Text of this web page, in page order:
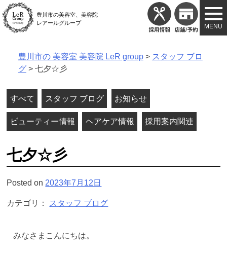
Skip
to
content
豊川市の美容室、美容院
レアールグループ
豊川市の 美容室 美容院 LeR group> スタッフ ブロ
グ> 七夕☆彡
すべて スタッフ ブログ お知らせ
ビューティー情報 ヘアケア情報 採用案内関連
七夕☆彡
Posted on 2023年7月12日
カテゴリ： スタッフ ブログ
みなさまこんにちは。